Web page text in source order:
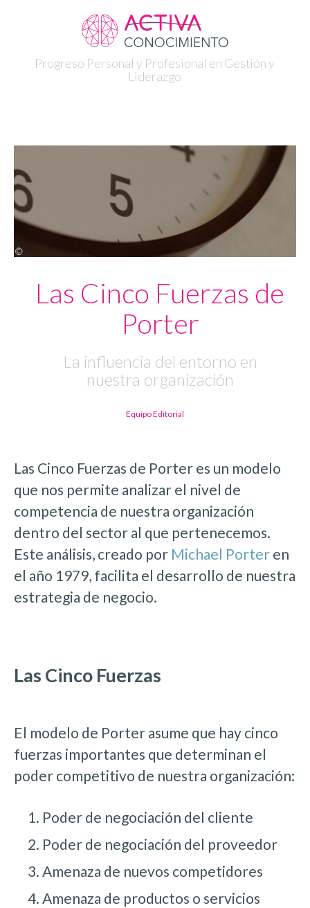
Progreso Personal y Profesional en Gestión y
Liderazgo
Las Cinco Fuerzas de
Porter
La influencia del entorno en
nuestra organización
Equipo Editorial
Las Cinco Fuerzas de Porter es un modelo
que nos permite analizar el nivel de
competencia de nuestra organización
dentro del sector al que pertenecemos.
Este análisis, creado por Michael Porteren
el año 1979, facilita el desarrollo de nuestra
estrategia de negocio.
Las Cinco Fuerzas
El modelo de Porter asume que hay cinco
fuerzas importantes que determinan el
poder competitivo de nuestra organización:
1. Poder de negociación del cliente
2. Poder de negociación del proveedor
3. Amenaza de nuevos competidores
4. Amenaza de productos o servicios